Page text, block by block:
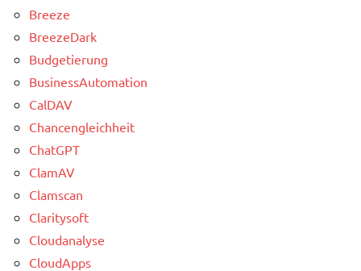
Breeze
BreezeDark
Budgetierung
BusinessAutomation
CalDAV
Chancengleichheit
ChatGPT
ClamAV
Clamscan
Claritysoft
Cloudanalyse
CloudApps